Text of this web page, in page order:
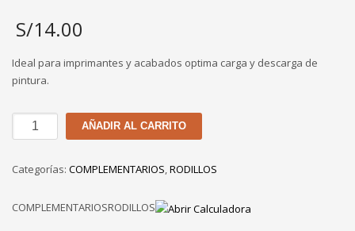
S/14.00
Ideal para imprimantes y acabados optima carga y descarga de
pintura.
RODILLO
AMARILLO
DE
cantidad
AÑADIR AL CARRITO
Categorías: COMPLEMENTARIOS,RODILLOS
COMPLEMENTARIOSRODILLOS